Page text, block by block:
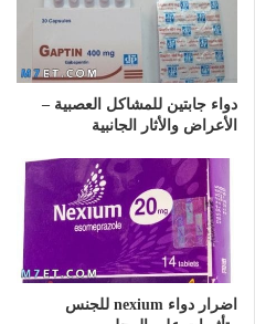
دواء جابتين للمشاكل العصبية –
الأعراض والأثار الجانبية
اضرار دواء nexium للجنس